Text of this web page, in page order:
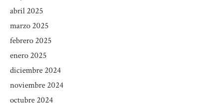
abril 2025
marzo 2025
febrero 2025
enero 2025
diciembre 2024
noviembre 2024
octubre 2024